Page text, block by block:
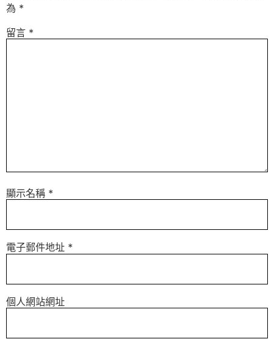
為 *
留言 *
顯示名稱 *
電子郵件地址 *
個人網站網址